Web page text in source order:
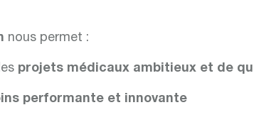
nous permet :
projets médicaux ambitieux et de
performante et innovante